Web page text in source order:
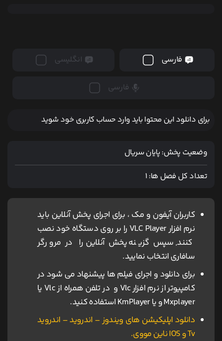
فارسی انگلیسی
فارسی
برای دانلود این محتوا باید وارد حساب کاربری خود شوید
وضعیت پخش:پایان سریال
تعداد کل فصل ها: 1
کاربران آیفون و مک ، برای اجرای پخش آنلاین باید
نرم افزار VLC Player را بر روی دستگاه خود نصب
کنند, سپس گزینه پخش آنلاین را در مرورگر
سافاری انتخاب نمایید.
برای دانلود و اجرای فیلم ها پیشنهاد می شود در
کامپیوتر از نرم افزار Vlc و در تلفن همراه از Vlc یا
Mxplayer و یا KmPlayer استفاده کنید.
دانلود اپلیکیشن های ویندوز – اندروید – اندروید
Tv و IOS ناین مووی.